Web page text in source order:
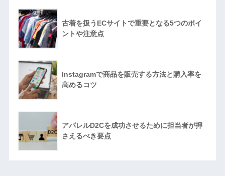
古着を扱うECサイトで重要となる5つのポイ
ントや注意点
Instagramで商品を販売する方法と購入率を
高めるコツ
アパレルD2Cを成功させるために担当者が押
さえるべき要点